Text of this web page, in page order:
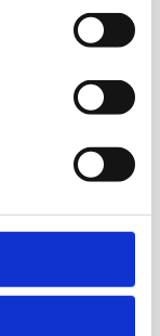
køb er drevet
i Exit
oplevelse både
forventninger
dine kunder,